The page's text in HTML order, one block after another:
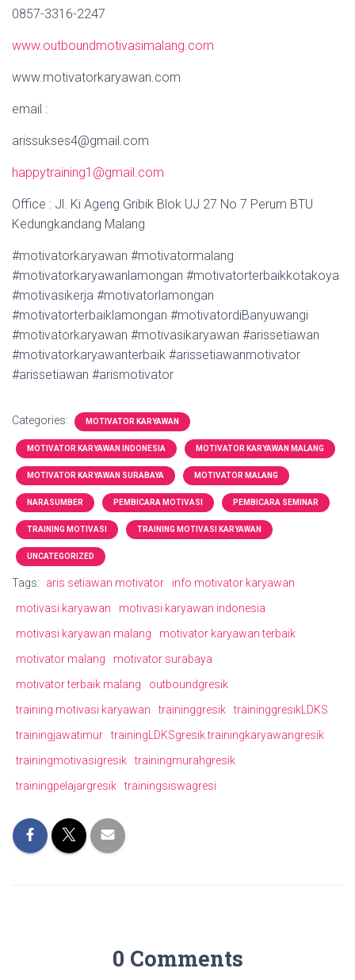
0857-3316-2247
www.outboundmotivasimalang.com
www.motivatorkaryawan.com
email :
arissukses4@gmail.com
happytraining1@gmail.com
Office : Jl. Ki Ageng Gribik Blok UJ 27 No 7 Perum BTU
Kedungkandang Malang
#motivatorkaryawan #motivatormalang
#motivatorkaryawanlamongan #motivatorterbaikkotakoya
#motivasikerja #motivatorlamongan
#motivatorterbaiklamongan #motivatordiBanyuwangi
#motivatorkaryawan #motivasikaryawan #arissetiawan
#motivatorkaryawanterbaik #arissetiawanmotivator
#arissetiawan #arismotivator
Categories: MOTIVATOR KARYAWAN
MOTIVATOR KARYAWAN INDONESIA MOTIVATOR KARYAWAN MALANG
MOTIVATOR KARYAWAN SURABAYA MOTIVATOR MALANG
NARASUMBER PEMBICARA MOTIVASI PEMBICARA SEMINAR
TRAINING MOTIVASI TRAINING MOTIVASI KARYAWAN
UNCATEGORIZED
Tags: aris setiawan motivator
info motivator karyawan
motivasi karyawan
motivasi karyawan indonesia
motivasi karyawan malang
motivator karyawan terbaik
motivator malang
motivator surabaya
motivator terbaik malang
outboundgresik
training motivasi karyawan
traininggresik
traininggresikLDKS
trainingjawatimur
trainingLDKSgresik.trainingkaryawangresik
trainingmotivasigresik
trainingmurahgresik
trainingpelajargresik
trainingsiswagresi
0 Comments